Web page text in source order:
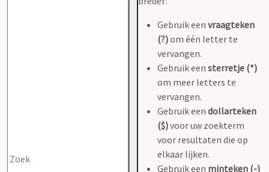
Gebruik een vraagteken
(?)om één letter te
vervangen.
Gebruik een sterretje (*)
om meer letters te
vervangen.
Gebruik een dollarteken
($)voor uw zoekterm
voor resultaten die op
elkaar lijken.
Gebruik een minteken (-)